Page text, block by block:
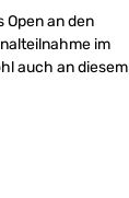
an den
im
auch an diesem